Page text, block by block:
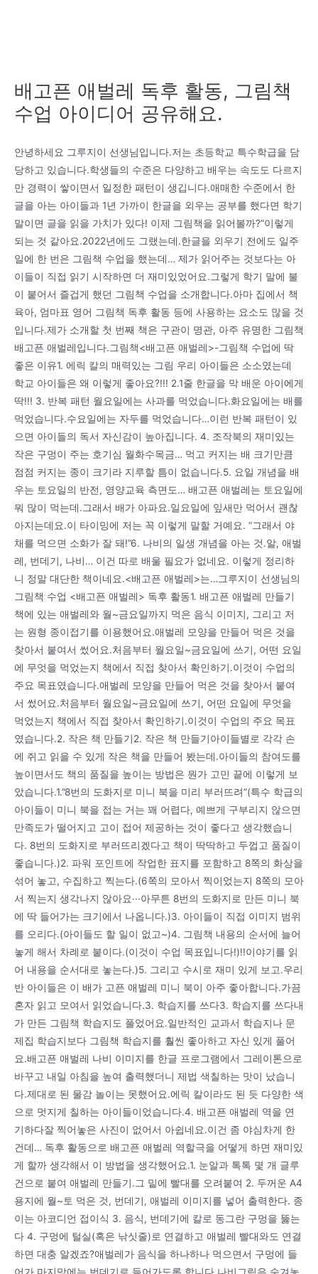
배고픈 애벌레 독후 활동, 그림책
수업 아이디어 공유해요.
안녕하세요 그루지이 선생님입니다.저는 초등학교 특수학급을 담
당하고 있습니다.학생들의 수준은 다양하고 배우는 속도도 다르지
만 경력이 쌓이면서 일정한 패턴이 생깁니다.애매한 수준에서 한
글을 아는 아이들과 1년 가까이 한글을 외우는 공부를 했다면 학기
말이면 글을 읽을 가치가 있다! 이제 그림책을 읽어볼까?”이렇게
되는 것 같아요.2022년에도 그랬는데.한글을 외우기 전에도 일주
일에 한 번은 그림책 수업을 했는데… 제가 읽어주는 것보다는 아
이들이 직접 읽기 시작하면 더 재미있었어요.그렇게 학기 말에 불
이 붙어서 즐겁게 했던 그림책 수업을 소개합니다.아마 집에서 책
육아, 엄마표 영어 그림책 독후 활동 등에 사용하는 요소도 많을 것
입니다.제가 소개할 첫 번째 책은 구관이 명관, 아주 유명한 그림책
배고픈 애벌레입니다.그림책<배고픈 애벌레>-그림책 수업에 딱
좋은 이유1. 에릭 칼의 매력있는 그림 우리 아이들은 소소였는데
학교 아이들은 왜 이렇게 좋아요?!!! 2.1줄 한글을 막 배운 아이에게
딱!!! 3. 반복 패턴 월요일에는 사과를 먹었습니다.화요일에는 배를
먹었습니다.수요일에는 자두를 먹었습니다…이런 반복 패턴이 있
으면 아이들의 독서 자신감이 높아집니다. 4. 조작북의 재미있는
작은 구멍이 주는 호기심 월화수목금… 먹고 커지는 배 크기만큼
점점 커지는 종이 크기라 지루할 틈이 없습니다.5. 요일 개념을 배
우는 토요일의 반전, 영양교육 측면도… 배고픈 애벌레는 토요일에
뭐 많이 먹는데.그래서 배가 아파요.일요일에 잎새만 먹어서 괜찮
아지는데요.이 타이밍에 저는 꼭 이렇게 말할 거예요. “그래서 야
채를 먹으면 소화가 잘 돼!”6. 나비의 일생 개념을 아는 것.알, 애벌
레, 번데기, 나비… 이건 따로 배울 필요가 없네요. 이렇게 정리하
니 정말 대단한 책이네요.<배고픈 애벌레>는…그루지이 선생님의
그림책 수업 <배고픈 애벌레> 독후 활동1. 배고픈 애벌레 만들기
책에 있는 애벌레와 월~금요일까지 먹은 음식 이미지, 그리고 저
는 원형 종이접기를 이용했어요.애벌레 모양을 만들어 먹은 것을
찾아서 붙여서 썼어요.처음부터 월요일~금요일에 쓰기, 어떤 요일
에 무엇을 먹었는지 책에서 직접 찾아서 확인하기.이것이 수업의
주요 목표였습니다.애벌레 모양을 만들어 먹은 것을 찾아서 붙여
서 썼어요.처음부터 월요일~금요일에 쓰기, 어떤 요일에 무엇을
먹었는지 책에서 직접 찾아서 확인하기.이것이 수업의 주요 목표
였습니다.2. 작은 책 만들기2. 작은 책 만들기아이들별로 각각 손
에 쥐고 읽을 수 있게 작은 책을 만들어 봤는데.아이들의 참여도를
높이면서도 책의 품질을 높이는 방법은 뭔가 고민 끝에 이렇게 보
았습니다.1.”8번의 도화지로 미니 북을 미리 부러뜨려”(특수 학급의
아이들이 미니 북을 접는 거는 꽤 어렵다, 예쁘게 구부리지 않으면
만족도가 떨어지고 고이 접어 제공하는 것이 좋다고 생각했습니
다. 8번의 도화지로 부러뜨리겠다고 책이 딱딱하고 두껍고 품질이
좋습니다.)2. 파워 포인트에 작업한 표지를 포함하고 8쪽의 화상을
섞어 놓고, 수집하고 찍는다.(6쪽의 모아서 찍이었는지 8쪽의 모아
서 찍는지 생각나지 않아요···아무튼 8번의 도화지로 만든 미니 북
에 딱 들어가는 크기에서 나옵니다.)3. 아이들이 직접 이미지 범위
를 오리다.(아이들도 할 일이 없고~)4. 그림책 내용의 순서에 늘어
놓게 해서 차례로 붙이다.(이것이 수업 목표입니다!)!!이야기를 읽
어 내용을 순서대로 놓는다.)5. 그리고 수시로 재미 있게 보고.우리
반 아이들은 이 배가 고픈 애벌레 미니 북이 아주 좋아합니다.가끔
혼자 읽고 모여서 읽었습니다.3. 학습지를 쓰다3. 학습지를 쓰다내
가 만든 그림책 학습지도 풀었어요.일반적인 교과서 학습지나 문
제집 학습지보다 그림책 학습지를 훨씬 좋아하고 자신 있게 풀어
요.배고픈 애벌레 나비 이미지를 한글 프로그램에서 그레이톤으로
바꾸고 내일 아침을 높여 출력했더니 제법 색칠하는 맛이 났습니
다.제대로 된 물감 놀이는 못했어요.에릭 칼이라도 된 듯 다양한 색
으로 멋지게 칠하는 아이들이었습니다.4. 배고픈 애벌레 역을 연
기하다잘 찍어놓은 사진이 없어서 아쉽네요.이건 좀 야심차게 한
건데… 독후 활동으로 배고픈 애벌레 역할극을 어떻게 하면 재미있
게 할까 생각해서 이 방법을 생각했어요.1. 눈알과 톡톡 몇 개 글루
건으로 붙여 애벌레 만들기.그 밑에 빨대를 오려붙여 2. 두꺼운 A4
용지에 월~토 먹은 것, 번데기, 애벌레 이미지를 넣어 출력한다. 종
이는 아코디언 접이식 3. 음식, 번데기에 칼로 동그란 구멍을 뚫는
다 4. 구멍에 털실(혹은 낚싯줄)로 연결하고 애벌레 빨대와도 연결
하면 대충 알겠죠?애벌레가 음식을 하나하나 먹으면서 구멍에 들